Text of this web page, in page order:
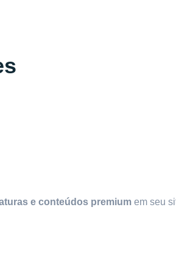
e conteúdos premium em seu